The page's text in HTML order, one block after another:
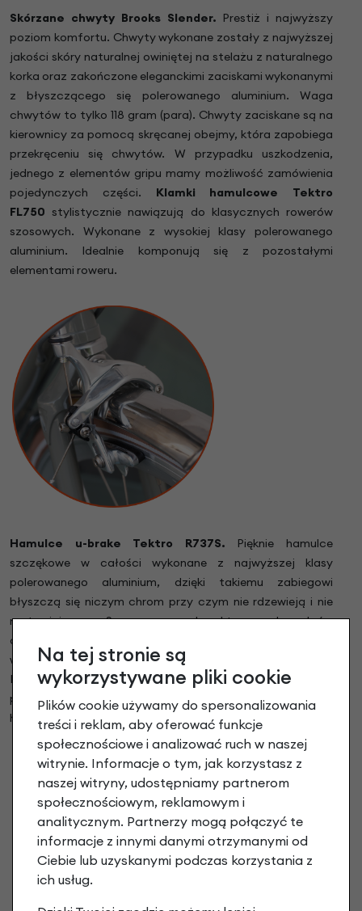
Skórzane chwyty Brooks Slender. Prestiż i najwyższy
poziom komfortu. Chwyty wykonane zostały z najwyższej
jakości skóry naturalnej owiniętej na stelażu z naturalnego
korka oraz zakończone eleganckimi zaciskami wykonanymi
z błyszczącego się polerowanego aluminium. Waga
chwytów to tylko 118 gram (para). Chwyty zaciskane są na
kierownicy za pomocą skręcanej obejmy, która zapobiega
przekręceniu się chwytów. W przypadku uszkodzenia,
jednego z elementów gripu mamy możliwość zamówienia
pojedynczych części. Klamki hamulcowe Tektro
FL750 stylistycznie nawiązują do klasycznych rowerów
szosowych. Wykonane z wysokiej klasy polerowanego
aluminium. Idealnie komponują się z pozostałymi
elementami roweru.
Hamulce u-brake Tektro R737S. Pięknie hamulce
szczękowe w całości wykonane z najwyższej klasy
polerowanego aluminium, dzięki takiemu zabiegowi
błyszczą się niczym chrom przy czym nie rdzewieją i nie
matowieją. Szosowy charakter hamulców
dopełnia sportowy wygląd roweru. Klocki hamulcowe z
wymiennymi okładzinami minimalizują koszty serwisu.
Płynna i wysokiej jakości regulacja hamulców pozwala na
proste i prawidłowe ustawienie odpowiedniej siły
hamowania.
Na tej stronie są
wykorzystywane pliki cookie
Plików cookie używamy do spersonalizowania
treści i reklam, aby oferować funkcje
społecznościowe i analizować ruch w naszej
witrynie. Informacje o tym, jak korzystasz z
naszej witryny, udostępniamy partnerom
społecznościowym, reklamowym i
analitycznym. Partnerzy mogą połączyć te
informacje z innymi danymi otrzymanymi od
Ciebie lub uzyskanymi podczas korzystania z
ich usług.